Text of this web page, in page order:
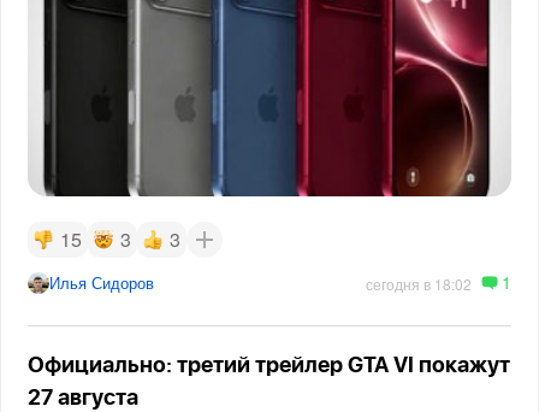
15 3 3
Илья Сидоров сегодня в 18:02 1
Официально: третий трейлер GTA VI покажут
27 августа